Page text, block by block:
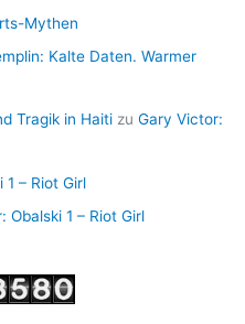
Mythen
Kalte Daten. Warmer
Tragik in Haiti zu Gary Victor:
1 – Riot Girl
Obalski 1 – Riot Girl